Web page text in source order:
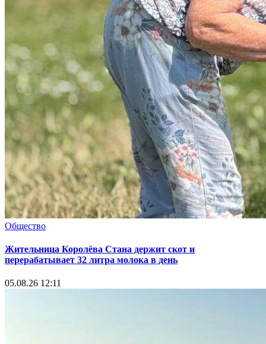
Общество
Жительница Королёва Стана держит скот и
перерабатывает 32 литра молока в день
05.08.26 12:11